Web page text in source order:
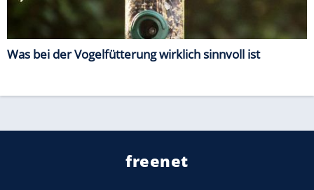
Was bei der Vogelfütterung wirklich sinnvoll ist
freenet